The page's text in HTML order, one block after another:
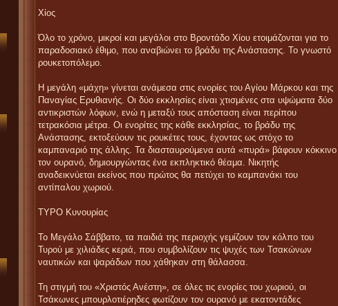
Χίος
Όλο το χρόνο, μικροί και μεγάλοι στο Βροντάδο Χίου ετοιμάζονται για το
παραδοσιακό έθιμο, που αναβιώνει το βράδυ της Ανάστασης. Το γνωστό
ρουκετοπόλεμο.
Η μεγάλη «μάχη» γίνεται ανάμεσα στις ενορίες του Αγίου Μάρκου και της
Παναγίας Ερυθιανής. Οι δύο εκκλησίες είναι χτισμένες στα υψώματα δύο
αντικριστών λόφων, ενώ η μεταξύ τους απόσταση είναι περίπου
τετρακόσια μέτρα. Οι ενορίτες της κάθε εκκλησίας, το βράδυ της
Ανάστασης, εκτοξεύουν τις ρουκέτες τους, έχοντας ως στόχο το
καμπαναριό της άλλης. Τα διασταυρούμενα αυτά «πυρά» βάφουν κόκκινο
τον ουρανό, δημιουργώντας ένα εκπληκτικό θέαμα. Νικητής
αναδεικνύεται εκείνος που πρώτος θα πετύχει το καμπανάκι του
αντίπαλου χωριού.
ΤΥΡΟ Κυνουρίας
Το Μεγάλο Σάββατο, τα παιδιά της περιοχής γεμίζουν τον κόλπο του
Τυρού με χιλιάδες κεριά, που συμβολίζουν τις ψυχές των Τσακώνων
ναυτικών και ψαράδων που χάθηκαν στη θάλασσα.
Τη στιγμή του «Χριστός Ανέστη», σε όλες τις ενορίες του χωριού, οι
Τσάκωνες μπουρλοτιέρηδες φωτίζουν τον ουρανό με εκατοντάδες